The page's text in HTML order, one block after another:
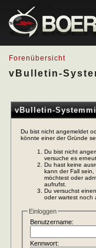
Forenübersicht
vBulletin-
vBulletin-
Du bist nicht angemeldet
könnte einer der Gründe
Du bist nicht
versuche es erneut.
Du hast keine
kann der Fall
möchtest oder
aufrufst.
Du versuchst
oder wartest noch
Einloggen
Benutzername:
Kennwort: